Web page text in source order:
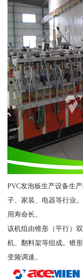
PVC发泡板生产设备生
子、家装、电器等行业
用寿命长。
该机组由锥形（平行）
机、翻料架等组成。锥
变频调速。